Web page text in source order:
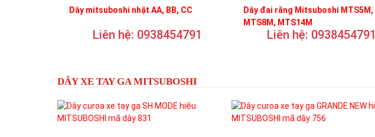
Dây mitsuboshi nhật AA, BB, CC
Liên hệ: 0938454791
Dây đai răng Mitsuboshi MTS5M,
MTS8M, MTS14M
Liên hệ: 0938454791
DÂY XE TAY GA MITSUBOSHI